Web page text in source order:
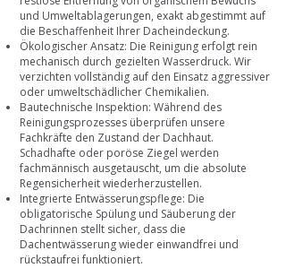
und Umweltablagerungen, exakt abgestimmt auf
die Beschaffenheit Ihrer Dacheindeckung.
Ökologischer Ansatz: Die Reinigung erfolgt rein
mechanisch durch gezielten Wasserdruck. Wir
verzichten vollständig auf den Einsatz aggressiver
oder umweltschädlicher Chemikalien.
Bautechnische Inspektion: Während des
Reinigungsprozesses überprüfen unsere
Fachkräfte den Zustand der Dachhaut.
Schadhafte oder poröse Ziegel werden
fachmännisch ausgetauscht, um die absolute
Regensicherheit wiederherzustellen.
Integrierte Entwässerungspflege: Die
obligatorische Spülung und Säuberung der
Dachrinnen stellt sicher, dass die
Dachentwässerung wieder einwandfrei und
rückstaufrei funktioniert.